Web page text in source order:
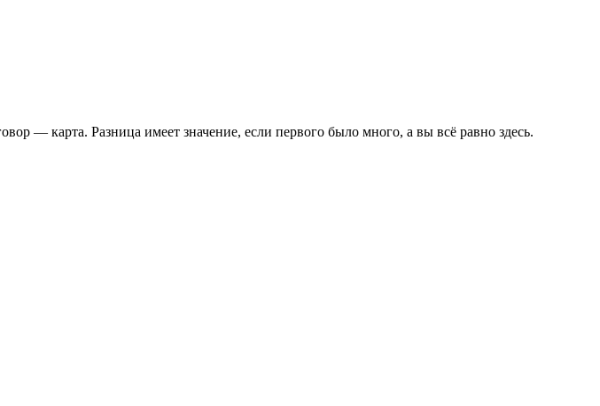
— карта. Разница имеет значение, если первого было много, а вы всё равно здесь.